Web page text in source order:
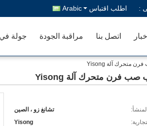
: اطلب اقتباس Arabic
جولة مراقبة الجودة اتصل بنا أخبار
تشانغ زو ، الصين
Yisong